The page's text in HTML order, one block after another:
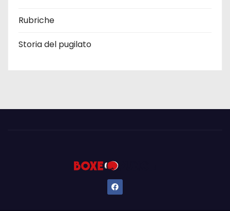
Rubriche
Storia del pugilato